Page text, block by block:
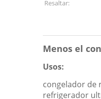
Resaltar:
Menos el
Usos:
congelador de
refrigerador